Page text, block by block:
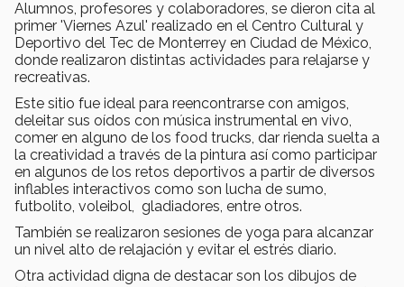
Alumnos, profesores y colaboradores, se dieron cita al
primer 'Viernes Azul' realizado en el Centro Cultural y
Deportivo del Tec de Monterrey en Ciudad de México,
donde realizaron distintas actividades para relajarse y
recreativas.
Este sitio fue ideal para reencontrarse con amigos,
deleitar sus oídos con música instrumental en vivo,
comer en alguno de los food trucks, dar rienda suelta a
la creatividad a través de la pintura así como participar
en algunos de los retos deportivos a partir de diversos
inflables interactivos como son lucha de sumo,
futbolito, voleibol, gladiadores, entre otros.
También se realizaron sesiones de yoga para alcanzar
un nivel alto de relajación y evitar el estrés diario.
Otra actividad digna de destacar son los dibujos de